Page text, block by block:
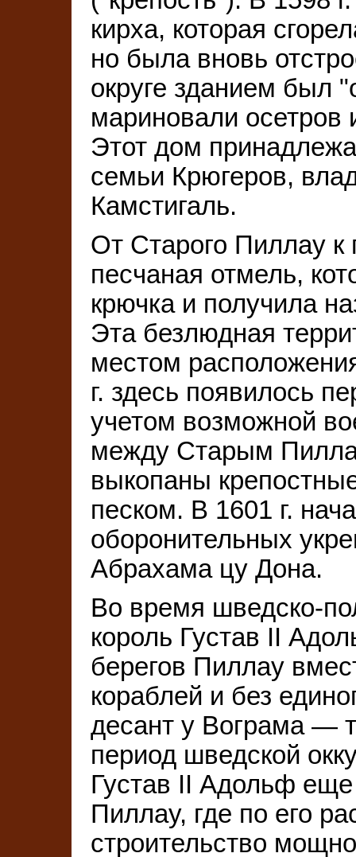
кирха, которая
но была вновь
округе зданием был
мариновали осетров
Этот дом
семьи Крюгеров,
Камстигаль.
От Старого Пиллау к
песчаная отмель,
крючка и получила
Эта безлюдная
местом
г. здесь появилось
учетом возможной
между Старым
выкопаны
песком. В 1601 г.
оборонительных
Абрахама цу Дона.
Во время шведско-
король Густав II
берегов Пиллау
кораблей и без
десант у Вограма —
период шведской
Густав II Адольф еще
Пиллау, где по его
строительство